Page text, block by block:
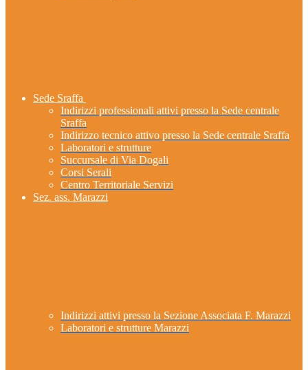
Sede Sraffa
Indirizzi professionali attivi presso la Sede centrale
Sraffa
Indirizzo tecnico attivo presso la Sede centrale Sraffa
Laboratori e strutture
Succursale di Via Dogali
Corsi Serali
Centro Territoriale Servizi
Sez. ass. Marazzi
Indirizzi attivi presso la Sezione Associata F. Marazzi
Laboratori e strutture Marazzi